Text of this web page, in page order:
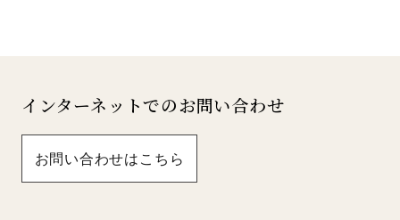
インターネットでのお問い合わせ
お問い合わせはこちら